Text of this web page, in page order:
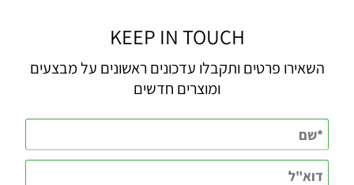
KEEP IN TOUCH
השאירו פרטים ותקבלו עדכונים ראשונים על מבצעים
ומוצרים חדשים